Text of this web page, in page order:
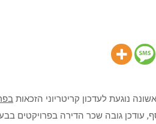
עודכן גובה שכר הדירה בפרויקטים